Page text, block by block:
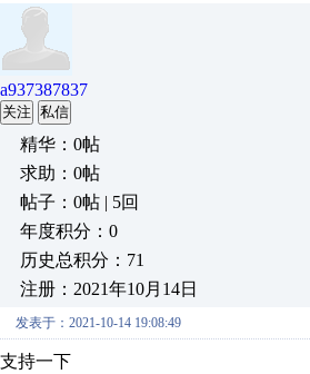
a937387837
关注 私信
精华：0帖
求助：0帖
帖子：0帖 | 5回
年度积分：0
历史总积分：71
注册：2021年10月14日
发表于：2021-10-14 19:08:49
支持一下